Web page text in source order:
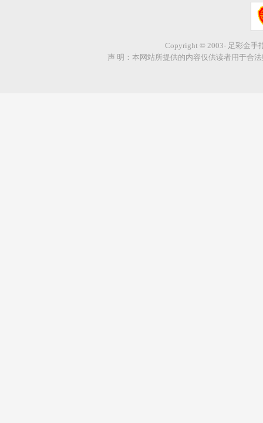
Copyright © 2003- 足彩金手
声 明：本网站所提供的内容仅供读者用于合